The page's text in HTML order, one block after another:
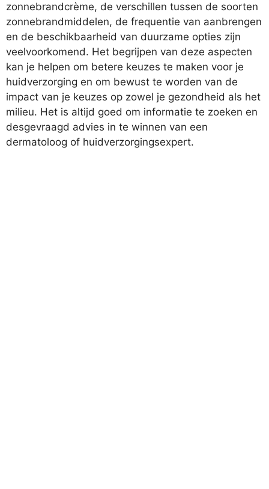
zonnebrandcrème, de verschillen tussen de soorten
zonnebrandmiddelen, de frequentie van aanbrengen
en de beschikbaarheid van duurzame opties zijn
veelvoorkomend. Het begrijpen van deze aspecten
kan je helpen om betere keuzes te maken voor je
huidverzorging en om bewust te worden van de
impact van je keuzes op zowel je gezondheid als het
milieu. Het is altijd goed om informatie te zoeken en
desgevraagd advies in te winnen van een
dermatoloog of huidverzorgingsexpert.